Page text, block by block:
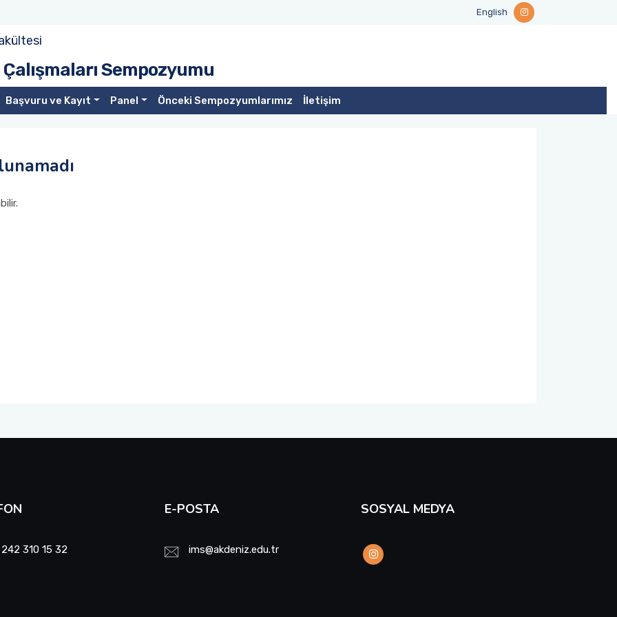
English
Sempozyumu
Başvuru ve Kayıt Panel Önceki Sempozyumlarımız İletişim
310 15 32
E-POSTA
ims@akdeniz.edu.tr
SOSYAL MEDYA